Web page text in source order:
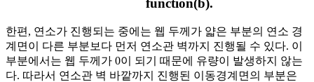
function(b).
한편, 연소가 진행되는 중에는 웹 두께가 얇은 부분의 연소 경
계면이 다른 부분보다 먼저 연소관 벽까지 진행될 수 있다. 이
부분에서는 웹 두께가 0이 되기 때문에 유량이 발생하지 않는
다. 따라서 연소관 벽 바깥까지 진행된 이동경계면의 부분은